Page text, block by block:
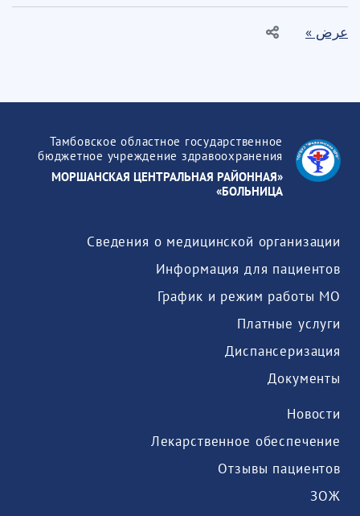
عرض »
Тамбовское областное государственное
бюджетное учреждение здравоохранения
«МОРШАНСКАЯ ЦЕНТРАЛЬНАЯ РАЙОННАЯ
БОЛЬНИЦА»
Сведения о медицинской организации
Информация для пациентов
График и режим работы МО
Платные услуги
Диспансеризация
Документы
Новости
Лекарственное обеспечение
Отзывы пациентов
ЗОЖ